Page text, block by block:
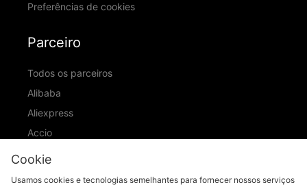
Preferências de cookies
Parceiro
Todos os parceiros
Alibaba
Aliexpress
Accio
ID Ranking
Cookie
Usamos cookies e tecnologias semelhantes para fornecer nossos serviços